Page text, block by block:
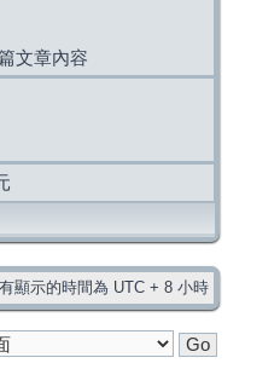
文章內容
顯示的時間為 UTC + 8 小時